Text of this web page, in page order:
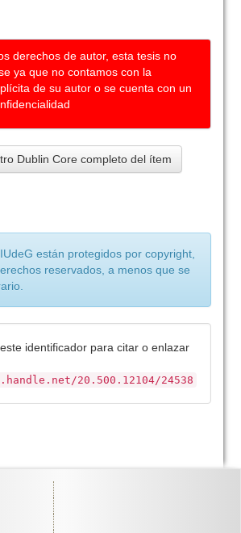
derechos de autor, esta tesis no
ya que no contamos con la
de su autor o se cuenta con un
Dublin Core completo del ítem
están protegidos por copyright,
reservados, a menos que se
identificador para citar o enlazar
20.500.12104/24538